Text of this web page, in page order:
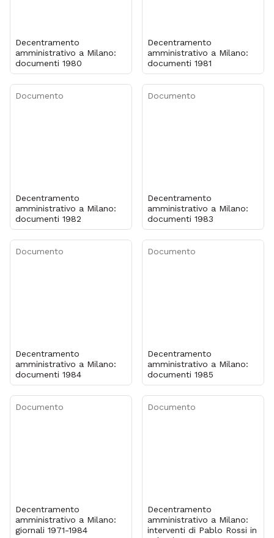
Decentramento
amministrativo a Milano:
documenti 1980
Decentramento
amministrativo a Milano:
documenti 1981
Documento
Decentramento
amministrativo a Milano:
documenti 1982
Documento
Decentramento
amministrativo a Milano:
documenti 1983
Documento
Decentramento
amministrativo a Milano:
documenti 1984
Documento
Decentramento
amministrativo a Milano:
documenti 1985
Documento
Decentramento
amministrativo a Milano:
giornali 1971-1984
Documento
Decentramento
amministrativo a Milano:
interventi di Pablo Rossi in